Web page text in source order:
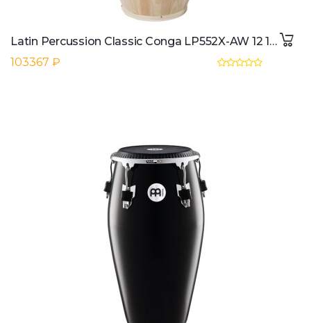
Latin Percussion Classic Conga LP552X-AW 12 1/2" Tumba, Natural
103367 ₽